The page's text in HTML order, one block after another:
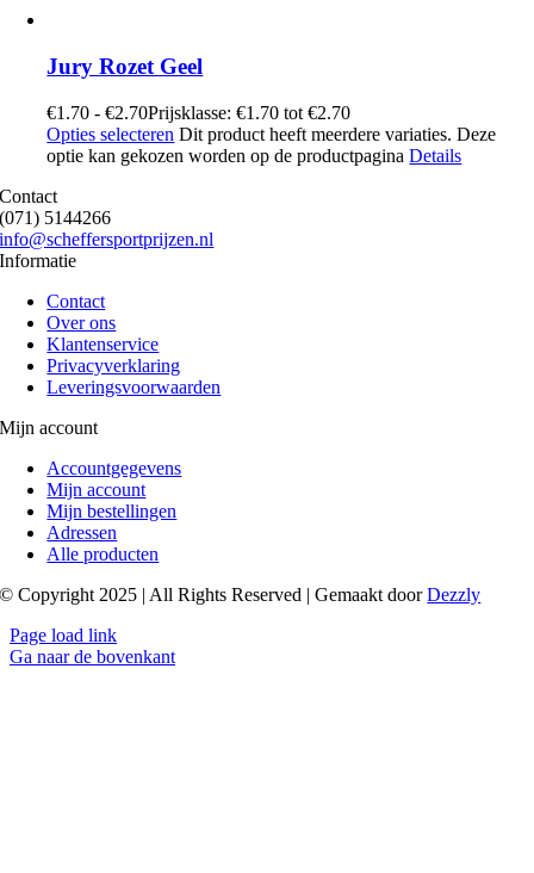
Jury Rozet Geel
€1.70 - €2.70Prijsklasse: €1.70 tot €2.70
Opties selecteren Dit product heeft meerdere variaties. Deze
optie kan gekozen worden op de productpaginaDetails
Contact
(071) 5144266
info@scheffersportprijzen.nl
Informatie
Contact
Over ons
Klantenservice
Privacyverklaring
Leveringsvoorwaarden
Mijn account
Accountgegevens
Mijn account
Mijn bestellingen
Adressen
Alle producten
© Copyright 2025 | All Rights Reserved | Gemaakt doorDezzly
Page load link
Ga naar de bovenkant